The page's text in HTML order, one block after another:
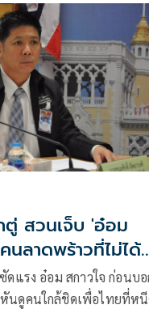
สวนเจ็บ 'อ๋อม
นลาดพร้าวที่ไม่ได้
แรง อ๋อม สกาวใจ ก่อนบ
นดูคนใกล้ชิดเพื่อไทยที่ห